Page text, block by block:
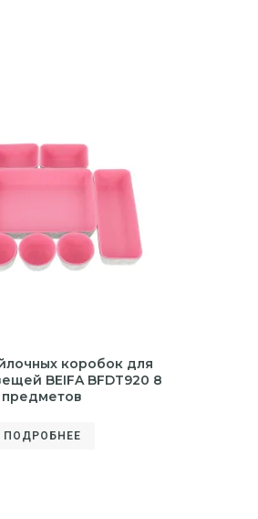
коробок для
BEIFA BFDT920 8
предметов
ПОДРОБНЕЕ